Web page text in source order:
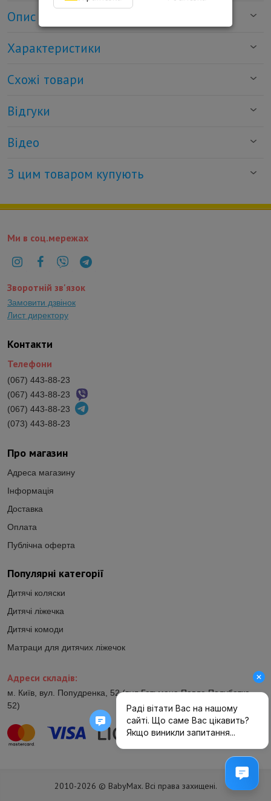
Опис
Характеристики
Схожі товари
Відгуки
Відео
З цим товаром купують
Популярні категорії
Дитячі коляски
Дитячі ліжечка
Дитячі комоди
Матраци для дитячих ліжечок
Про магазин
Адреса магазину
Інформація
Доставка
Оплата
Публічна оферта
Контакти
Телефони
(067) 443-88-23
(067) 443-88-23
(067) 443-88-23
(073) 443-88-23
Адреси складів:
м. Київ, вул. Попудренка, 52 (вул.Гетьмана Павла Полуботка,
52)
Ми в соц.мережах
Зворотній зв'язок
Замовити дзвінок
Лист директору
2010-2026 © BabyMax. Всі права захищені.